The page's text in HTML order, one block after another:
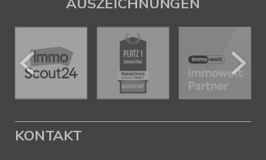
KONTAKT